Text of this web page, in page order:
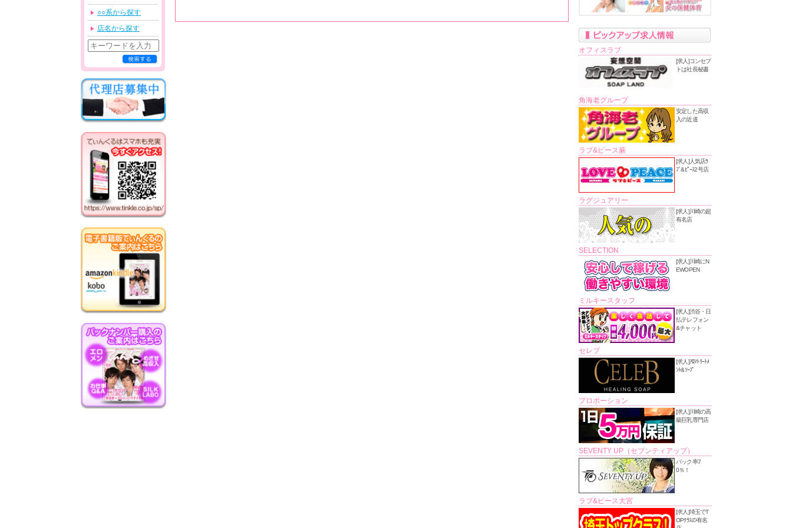
○○系から探す
店名から探す
オフィスラブ
[求人]コンセプ
トは社長秘書
角海老グループ
安定した高収
入の近道
ラブ&ピース蕨
[求人]人気店ﾗ
ﾌﾞ&ﾋﾟｰｽ2号店
ラグジュアリー
[求人]川崎の超
有名店
SELECTION
[求人]川崎にN
EWOPEN
ミルキースタッフ
[求人]渋谷・日
払テレフォン
&チャット
セレブ
[求人]ｱﾛﾏﾄﾘｰﾄﾒ
ﾝﾄ&ｿｰﾌﾟ
プロポーション
[求人]川崎の高
級巨乳専門店
SEVENTY UP（セブンティアップ）
バック率7
0％！
ラブ&ピース大宮
[求人]埼玉でT
OPｸﾗｽの有名